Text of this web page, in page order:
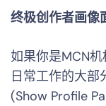
终极创作者画像
如果你是MCN
日常工作的大部
(Show Profile